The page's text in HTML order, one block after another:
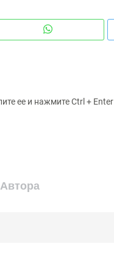
ее и нажмите Ctrl + Enter
Автора